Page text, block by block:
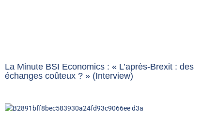
La Minute BSI Economics : « L’après-Brexit : des
échanges coûteux ? » (Interview)